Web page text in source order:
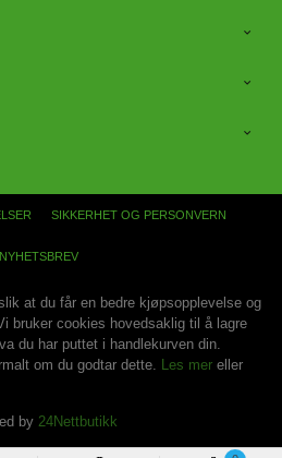
SIKKERHET OG PERSONVERN
NYHETSBREV
at du får en bedre kjøpsopplevelse og
bruker cookies hovedsaklig til å lagre
du har puttet i handlekurven din.
om du godtar dette.
Les mer eller
by 24Nettbutikk